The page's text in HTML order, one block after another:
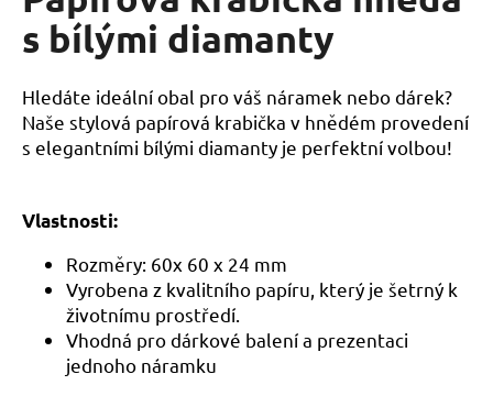
z
hvězdiček.
s bílými diamanty
Hledáte ideální obal pro váš náramek nebo dárek?
Naše stylová papírová krabička v hnědém provedení
s elegantními bílými diamanty je perfektní volbou!
Vlastnosti:
Rozměry: 60x 60 x 24 mm
Vyrobena z kvalitního papíru, který je šetrný k
životnímu prostředí.
Vhodná pro dárkové balení a prezentaci
jednoho náramku
a
j
í
t
?
HLEDAT